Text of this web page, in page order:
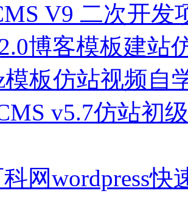
V9 二次开
博客模板建站
模板仿站视频自
v5.7仿站初
网wordpress